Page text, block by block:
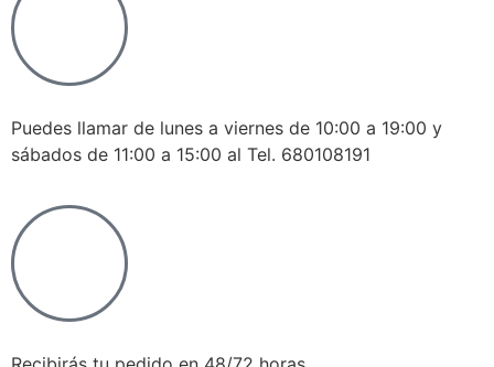
Puedes llamar de lunes a viernes de 10:00 a 19:00 y
sábados de 11:00 a 15:00 al Tel. 680108191